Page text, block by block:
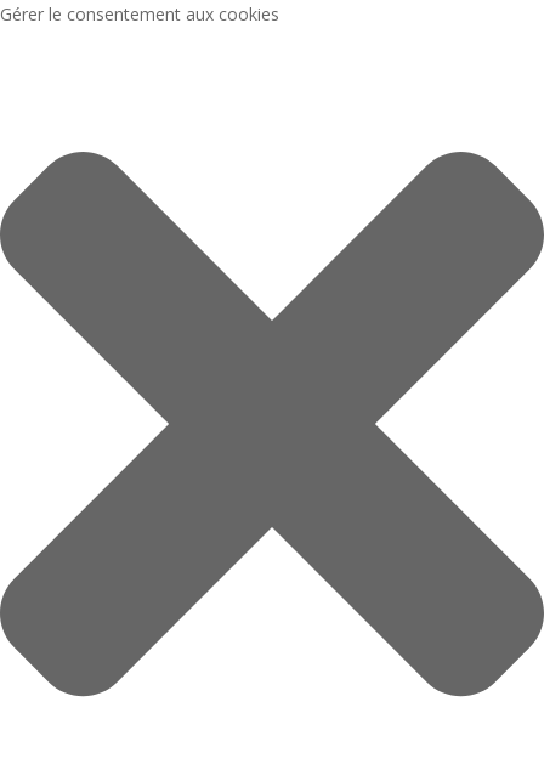
Gérer le consentement aux cookies